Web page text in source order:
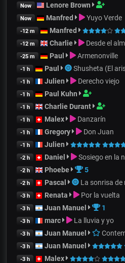
Now Lenore Brown
Now Manfred Yuyo Verde
-12 m Manfred
-12 m Charlie Desde el
-25 m Paul Armenonville
-1 h Paul Shusheta (El
-1 h Julien Derecho viejo
-1 h Paul Kuhn
-1 h Charlie Durant
-1 h Malex Danzarín
-1 h Gregory Don Juan
-1 h Julien
-2 h Daniel Sosiego en la
-2 h Phoebe 5
-2 h Pascal La sonrisa de
-3 h Renata Por la vuelta
-3 h Juan Manuel 1
-3 h marc La lluvia y yo
-3 h Juan Manuel
-3 h Juan Manuel
-3 h Malex